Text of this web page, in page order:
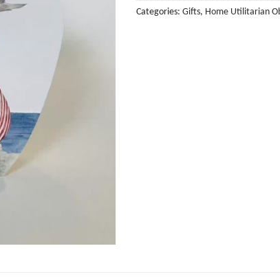
Categories: Gifts, Home Utilitarian